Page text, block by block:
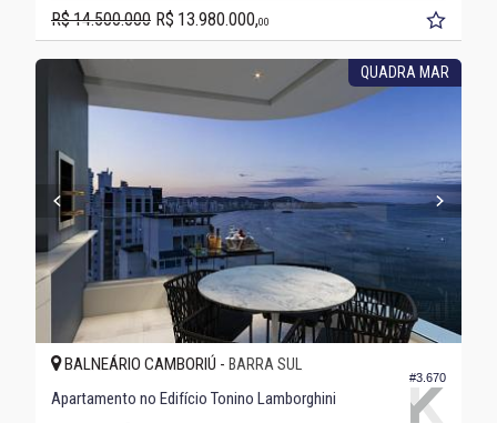
R$ 14.500.000 R$ 13.980.000,00
QUADRA MAR
#3.670
BALNEÁRIO CAMBORIÚ - BARRA SUL
Apartamento no Edifício Tonino Lamborghini